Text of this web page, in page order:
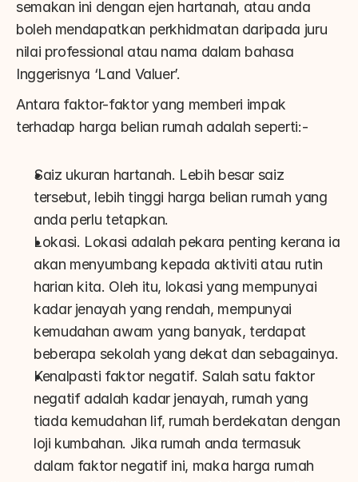
semakan ini dengan ejen hartanah, atau anda
boleh mendapatkan perkhidmatan daripada juru
nilai professional atau nama dalam bahasa
Inggerisnya ‘Land Valuer’.
Antara faktor-faktor yang memberi impak
terhadap harga belian rumah adalah seperti:-
Saiz ukuran hartanah. Lebih besar saiz
tersebut, lebih tinggi harga belian rumah yang
anda perlu tetapkan.
Lokasi. Lokasi adalah pekara penting kerana ia
akan menyumbang kepada aktiviti atau rutin
harian kita. Oleh itu, lokasi yang mempunyai
kadar jenayah yang rendah, mempunyai
kemudahan awam yang banyak, terdapat
beberapa sekolah yang dekat dan sebagainya.
Kenalpasti faktor negatif. Salah satu faktor
negatif adalah kadar jenayah, rumah yang
tiada kemudahan lif, rumah berdekatan dengan
loji kumbahan. Jika rumah anda termasuk
dalam faktor negatif ini, maka harga rumah